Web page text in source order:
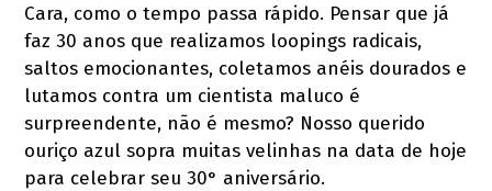
Cara, como o tempo passa rápido. Pensar que já
faz 30 anos que realizamos loopings radicais,
saltos emocionantes, coletamos anéis dourados e
lutamos contra um cientista maluco é
surpreendente, não é mesmo? Nosso querido
ouriço azul sopra muitas velinhas na data de hoje
para celebrar seu 30° aniversário.